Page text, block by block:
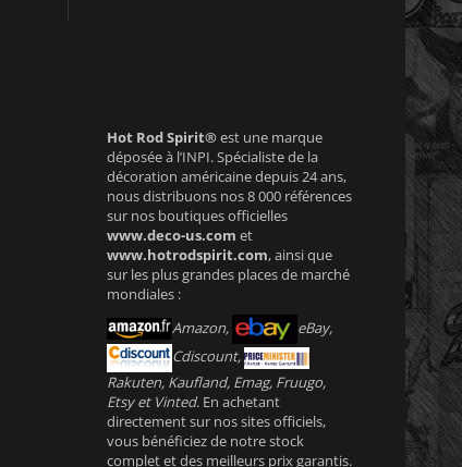
Hot Rod Spirit®est une marque
déposée à l’INPI. Spécialiste de la
décoration américaine depuis 24 ans,
nous distribuons nos 8 000 références
sur nos boutiques officielles
www.deco-us.com et
www.hotrodspirit.com, ainsi que
sur les plus grandes places de marché
mondiales :
Amazon,
eBay,
Cdiscount,
Rakuten, Kaufland, Emag, Fruugo,
Etsy et Vinted. En achetant
directement sur nos sites officiels,
vous bénéficiez de notre stock
complet et des meilleurs prix garantis.